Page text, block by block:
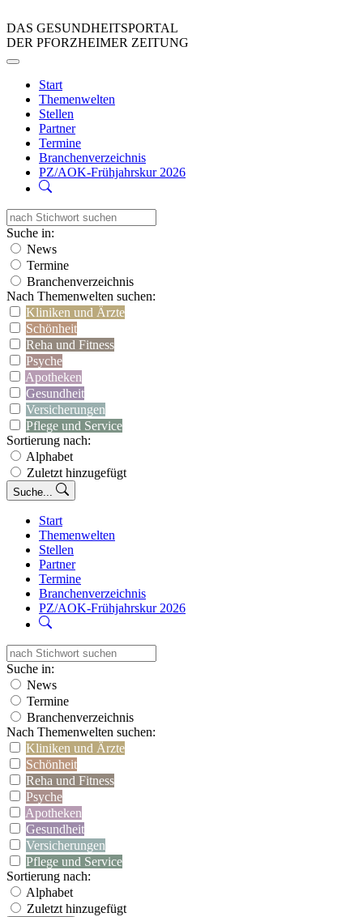
DAS GESUNDHEITSPORTAL
DER PFORZHEIMER ZEITUNG
Start
Themenwelten
Stellen
Partner
Termine
Branchenverzeichnis
PZ/AOK-Frühjahrskur 2026
Suche in:
News
Termine
Branchenverzeichnis
Nach Themenwelten suchen:
Kliniken und Ärzte
Schönheit
Reha und Fitness
Psyche
Apotheken
Gesundheit
Versicherungen
Pflege und Service
Sortierung nach:
Alphabet
Zuletzt hinzugefügt
Suche...
Start
Themenwelten
Stellen
Partner
Termine
Branchenverzeichnis
PZ/AOK-Frühjahrskur 2026
Suche in:
News
Termine
Branchenverzeichnis
Nach Themenwelten suchen:
Kliniken und Ärzte
Schönheit
Reha und Fitness
Psyche
Apotheken
Gesundheit
Versicherungen
Pflege und Service
Sortierung nach:
Alphabet
Zuletzt hinzugefügt